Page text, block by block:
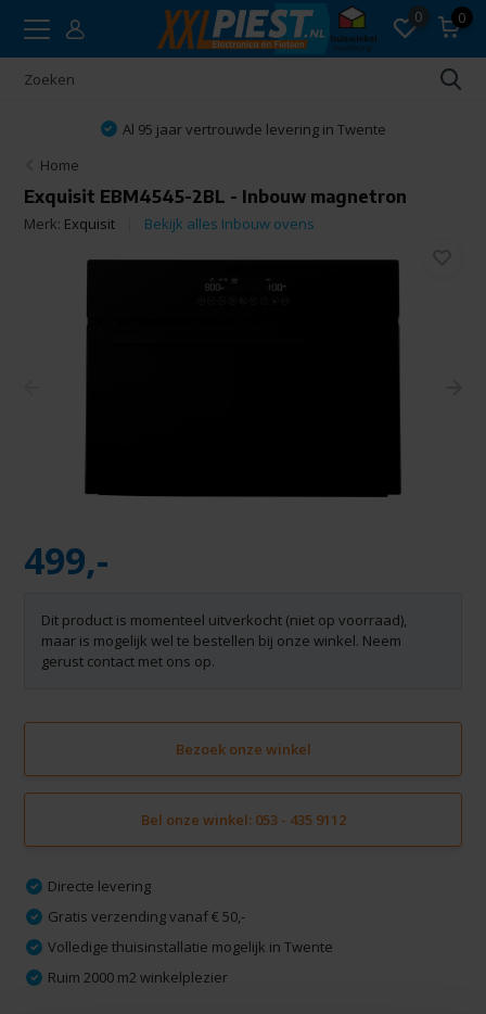
0 0
Al 95 jaar vertrouwde levering in Twente
Home
Exquisit EBM4545-2BL - Inbouw magnetron
Merk: Exquisit Bekijk alles Inbouw ovens
499,-
Dit product is momenteel uitverkocht (niet op voorraad),
maar is mogelijk wel te bestellen bij onze winkel. Neem
gerust contact met ons op.
Bezoek onze winkel
Bel onze winkel: 053 - 435 9112
Directe levering
Gratis verzending vanaf € 50,-
Volledige thuisinstallatie mogelijk in Twente
Ruim 2000 m2 winkelplezier